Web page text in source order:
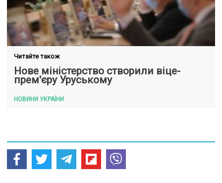
Читайте також
Нове міністерство створили віце-
прем'єру Уруському
НОВИНИ УКРАЇНИ